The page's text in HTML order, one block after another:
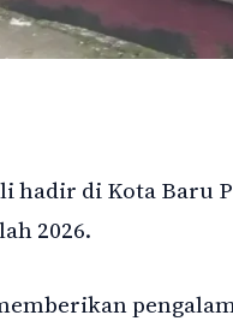
hadir di Kota Baru
2026.